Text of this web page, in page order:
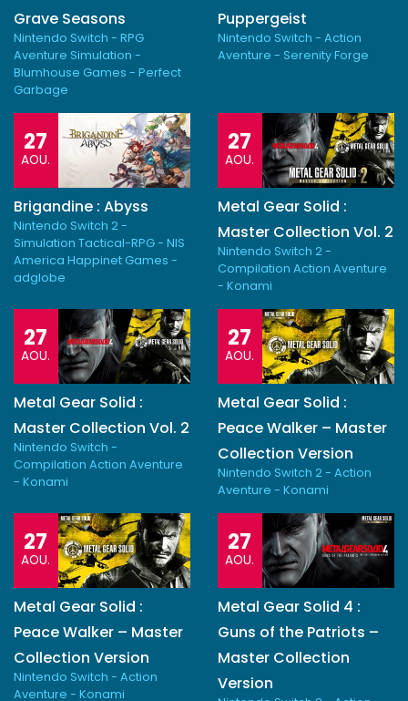
Grave Seasons
Nintendo Switch - RPG
Aventure Simulation -
Blumhouse Games - Perfect
Garbage
Puppergeist
Nintendo Switch - Action
Aventure - Serenity Forge
27
AOU.
Brigandine : Abyss
Nintendo Switch 2 -
Simulation Tactical-RPG - NIS
America Happinet Games -
adglobe
27
AOU.
Metal Gear Solid :
Master Collection Vol. 2
Nintendo Switch 2 -
Compilation Action Aventure
- Konami
27
AOU.
Metal Gear Solid :
Master Collection Vol. 2
Nintendo Switch -
Compilation Action Aventure
- Konami
27
AOU.
Metal Gear Solid :
Peace Walker – Master
Collection Version
Nintendo Switch 2 - Action
Aventure - Konami
27
AOU.
Metal Gear Solid :
Peace Walker – Master
Collection Version
Nintendo Switch - Action
Aventure - Konami
27
AOU.
Metal Gear Solid 4 :
Guns of the Patriots –
Master Collection
Version